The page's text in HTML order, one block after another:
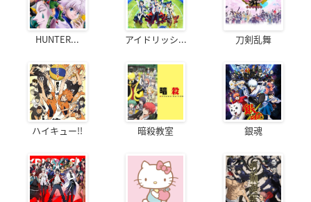
HUNTER... アイドリッシ... 刀剣乱舞
ハイキュー!! 暗殺教室 銀魂